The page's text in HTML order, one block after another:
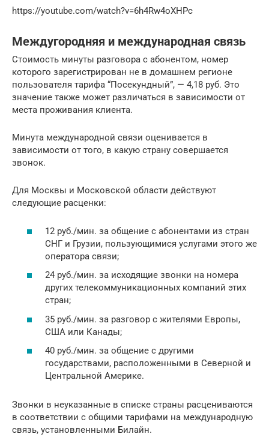
https://youtube.com/watch?v=6h4Rw4oXHPc
Междугородняя и международная связь
Стоимость минуты разговора с абонентом, номер
которого зарегистрирован не в домашнем регионе
пользователя тарифа “Посекундный”, — 4,18 руб. Это
значение также может различаться в зависимости от
места проживания клиента.
Минута международной связи оценивается в
зависимости от того, в какую страну совершается
звонок.
Для Москвы и Московской области действуют
следующие расценки:
12 руб./мин. за общение с абонентами из стран
СНГ и Грузии, пользующимися услугами этого же
оператора связи;
24 руб./мин. за исходящие звонки на номера
других телекоммуникационных компаний этих
стран;
35 руб./мин. за разговор с жителями Европы,
США или Канады;
40 руб./мин. за общение с другими
государствами, расположенными в Северной и
Центральной Америке.
Звонки в неуказанные в списке страны расцениваются
в соответствии с общими тарифами на международную
связь, установленными Билайн.